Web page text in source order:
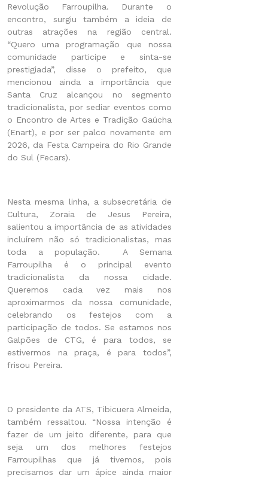
Revolução Farroupilha. Durante o
encontro, surgiu também a ideia de
outras atrações na região central.
“Quero uma programação que nossa
comunidade participe e sinta-se
prestigiada”, disse o prefeito, que
mencionou ainda a importância que
Santa Cruz alcançou no segmento
tradicionalista, por sediar eventos como
o Encontro de Artes e Tradição Gaúcha
(Enart), e por ser palco novamente em
2026, da Festa Campeira do Rio Grande
do Sul (Fecars).
Nesta mesma linha, a subsecretária de
Cultura, Zoraia de Jesus Pereira,
salientou a importância de as atividades
incluírem não só tradicionalistas, mas
toda a população. A Semana
Farroupilha é o principal evento
tradicionalista da nossa cidade.
Queremos cada vez mais nos
aproximarmos da nossa comunidade,
celebrando os festejos com a
participação de todos. Se estamos nos
Galpões de CTG, é para todos, se
estivermos na praça, é para todos”,
frisou Pereira.
O presidente da ATS, Tibicuera Almeida,
também ressaltou. “Nossa intenção é
fazer de um jeito diferente, para que
seja um dos melhores festejos
Farroupilhas que já tivemos, pois
precisamos dar um ápice ainda maior